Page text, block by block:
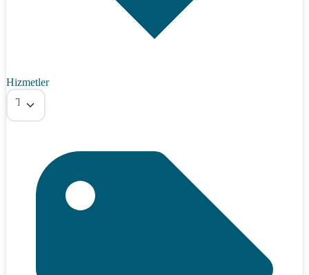
Hizmetler
Tümü